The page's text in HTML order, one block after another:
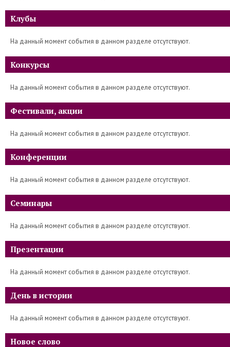
Клубы
На данный момент события в данном разделе отсутствуют.
Конкурсы
На данный момент события в данном разделе отсутствуют.
Фестивали, акции
На данный момент события в данном разделе отсутствуют.
Конференции
На данный момент события в данном разделе отсутствуют.
Семинары
На данный момент события в данном разделе отсутствуют.
Презентации
На данный момент события в данном разделе отсутствуют.
День в истории
На данный момент события в данном разделе отсутствуют.
Новое слово